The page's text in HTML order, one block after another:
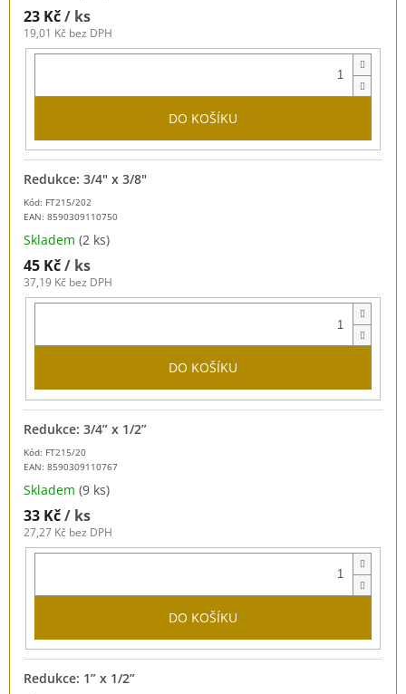
23 Kč/ ks
19,01 Kč bez DPH
DO KOŠÍKU
Kód: FT215/202
EAN: 8590309110750
Redukce: 3/4" x 3/8"
Skladem (2 ks)
45 Kč/ ks
37,19 Kč bez DPH
DO KOŠÍKU
Kód: FT215/20
EAN: 8590309110767
Redukce: 3/4” x 1/2”
Skladem (9 ks)
33 Kč/ ks
27,27 Kč bez DPH
DO KOŠÍKU
Redukce: 1” x 1/2”